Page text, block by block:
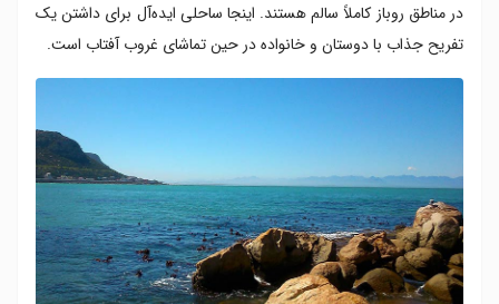
در مناطق روباز کاملاً سالم هستند. اینجا ساحلی ایده‌آل برای داشتن یک
تفریح جذاب با دوستان و خانواده در حین تماشای غروب آفتاب است.